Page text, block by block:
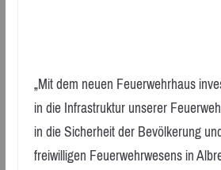
„Mit dem neuen Feuerwehrhaus
in die Infrastruktur unserer
in die Sicherheit der Bevölkerung
freiwilligen Feuerwehrwesens in